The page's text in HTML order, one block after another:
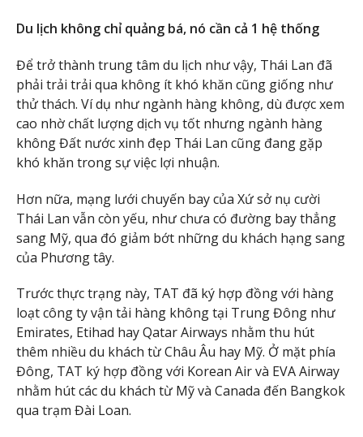
Du lịch không chỉ quảng bá, nó cần cả 1 hệ thống
Để trở thành trung tâm du lịch như vậy, Thái Lan đã
phải trải trải qua không ít khó khăn cũng giống như
thử thách. Ví dụ như ngành hàng không, dù được xem
cao nhờ chất lượng dịch vụ tốt nhưng ngành hàng
không Đất nước xinh đẹp Thái Lan cũng đang gặp
khó khăn trong sự việc lợi nhuận.
Hơn nữa, mạng lưới chuyến bay của Xứ sở nụ cười
Thái Lan vẫn còn yếu, như chưa có đường bay thẳng
sang Mỹ, qua đó giảm bớt những du khách hạng sang
của Phương tây.
Trước thực trạng này, TAT đã ký hợp đồng với hàng
loạt công ty vận tải hàng không tại Trung Đông như
Emirates, Etihad hay Qatar Airways nhằm thu hút
thêm nhiều du khách từ Châu Âu hay Mỹ. Ở mặt phía
Đông, TAT ký hợp đồng với Korean Air và EVA Airway
nhằm hút các du khách từ Mỹ và Canada đến Bangkok
qua trạm Đài Loan.